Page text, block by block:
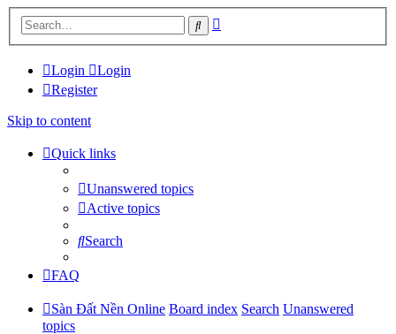
Search
Login
Login
Register
Skip to content
Quick links
Unanswered topics
Active topics
Search
FAQ
Sàn Đất Nền Online Board index Search Unanswered
topics